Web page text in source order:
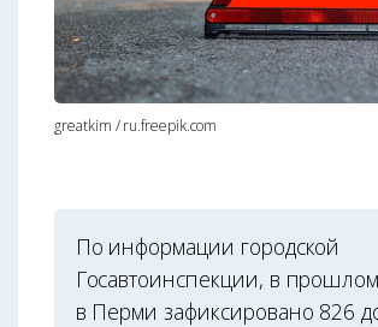
greatkim / ru.freepik.com
По информации городской
Госавтоинспекции, в
в Перми зафиксировано 826